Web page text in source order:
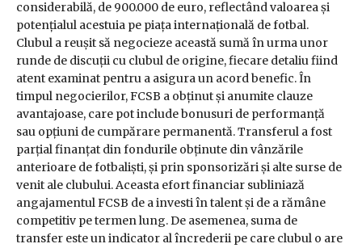
considerabilă, de 900.000 de euro, reflectând valoarea și
potențialul acestuia pe piața internațională de fotbal.
Clubul a reușit să negocieze această sumă în urma unor
runde de discuții cu clubul de origine, fiecare detaliu fiind
atent examinat pentru a asigura un acord benefic. În
timpul negocierilor, FCSB a obținut și anumite clauze
avantajoase, care pot include bonusuri de performanță
sau opțiuni de cumpărare permanentă. Transferul a fost
parțial finanțat din fondurile obținute din vânzările
anterioare de fotbaliști, și prin sponsorizări și alte surse de
venit ale clubului. Aceasta efort financiar subliniază
angajamentul FCSB de a investi în talent și de a rămâne
competitiv pe termen lung. De asemenea, suma de
transfer este un indicator al încrederii pe care clubul o are